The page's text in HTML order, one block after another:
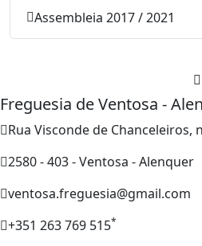
Assembleia 2017 / 2021
Freguesia de Ventosa -
Rua Visconde de Chanceleiros,
2580 - 403 - Ventosa - Alenquer
ventosa.freguesia@gmail.com
+351 263 769 515*